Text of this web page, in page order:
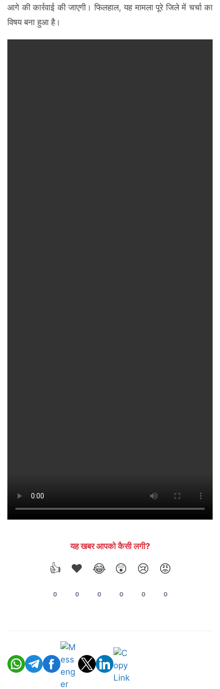
आगे की कार्रवाई की जाएगी। फिलहाल, यह मामला पूरे जिले में चर्चा का
विषय बना हुआ है।
यह खबर आपको कैसी लगी?
👍
0
❤️
0
😂
0
😲
0
😢
0
😡
0